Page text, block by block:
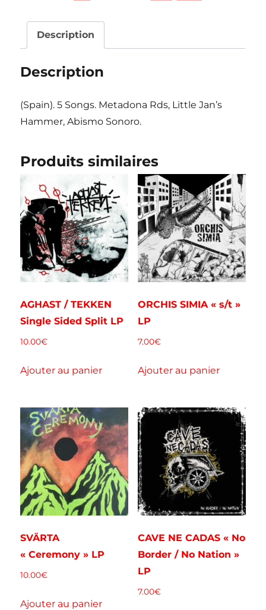
Sided
Colored
Vinyl
Description
Description
(Spain). 5 Songs. Metadona Rds, Little Jan’s
Hammer, Abismo Sonoro.
Produits similaires
AGHAST / TEKKEN
Single Sided Split LP
10.00€
Ajouter au panier
ORCHIS SIMIA « s/t »
LP
7.00€
Ajouter au panier
SVÄRTA
« Ceremony » LP
10.00€
Ajouter au panier
CAVE NE CADAS « No
Border / No Nation »
LP
7.00€